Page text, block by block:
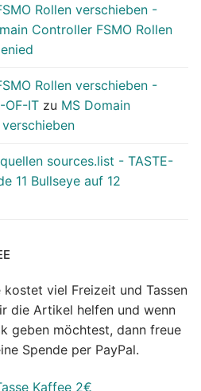
Rollen verschieben -
Controller FSMO Rollen
Rollen verschieben -
OF-IT zu MS Domain
sources.list - TASTE-
11 Bullseye auf 12
kostet viel Freizeit und Tassen
die Artikel helfen und wenn
geben möchtest, dann freue
Spende per PayPal.
Kaffee 2€